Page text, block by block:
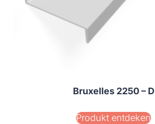
Bruxelles 2250 – D
Produkt entdeken